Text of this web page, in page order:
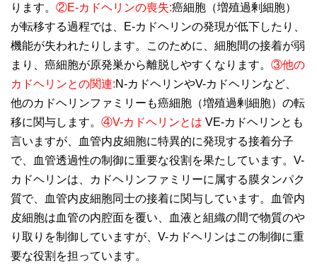
ります。 ②E-カドヘリンの喪失:癌細胞（増殖過剰細胞）
が転移する過程では、E-カドヘリンの発現が低下したり、
機能が失われたりします。このために、細胞間の接着が弱
まり、癌細胞が原発巣から離脱しやすくなります。 ③他の
カドヘリンとの関連:N-カドヘリンやV-カドヘリンなど、
他のカドヘリンファミリーも癌細胞（増殖過剰細胞）の転
移に関与します。 ④V-カドヘリンとは VE-カドヘリンとも
言いますが、血管内皮細胞に特異的に発現する接着分子
で、血管透過性の制御に重要な役割を果たしています。V-
カドヘリンは、カドヘリンファミリーに属する膜タンパク
質で、血管内皮細胞同士の接着に関与しています。血管内
皮細胞は血管の内腔面を覆い、血液と組織の間で物質のや
り取りを制御していますが、V-カドヘリンはこの制御に重
要な役割を担っています。